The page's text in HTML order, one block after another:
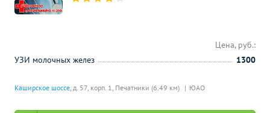
Каширское шоссе, д. 57, корп. 1, Печатники (6.49 км) ЮАО
Цена, руб.:
УЗИ молочных желез
1300